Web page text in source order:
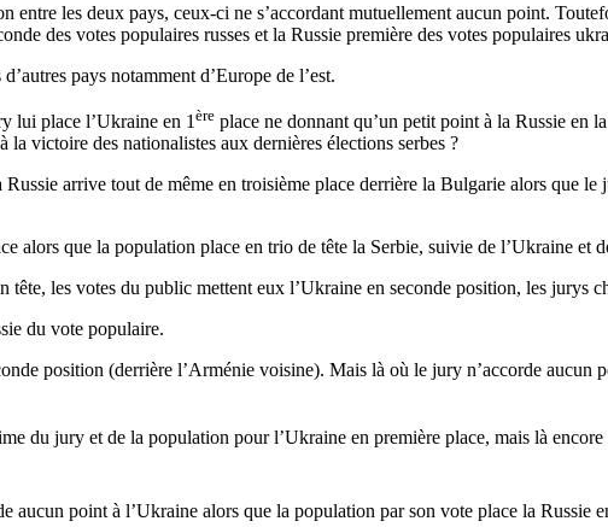
entre les deux pays, ceux-ci ne s’accordant mutuellement aucun point.
des votes populaires russes et la Russie première des votes populaires
pays notamment d’Europe de l’est.
lui place l’Ukraine en 1 ère place ne donnant qu’un petit point à la Russie en
la victoire des nationalistes aux dernières élections serbes ?
arrive tout de même en troisième place derrière la Bulgarie alors que
alors que la population place en trio de tête la Serbie, suivie de l’Ukraine et
les votes du public mettent eux l’Ukraine en seconde position, les jurys
du vote populaire.
position (derrière l’Arménie voisine). Mais là où le jury n’accorde aucun
du jury et de la population pour l’Ukraine en première place, mais là
aucun point à l’Ukraine alors que la population par son vote place la